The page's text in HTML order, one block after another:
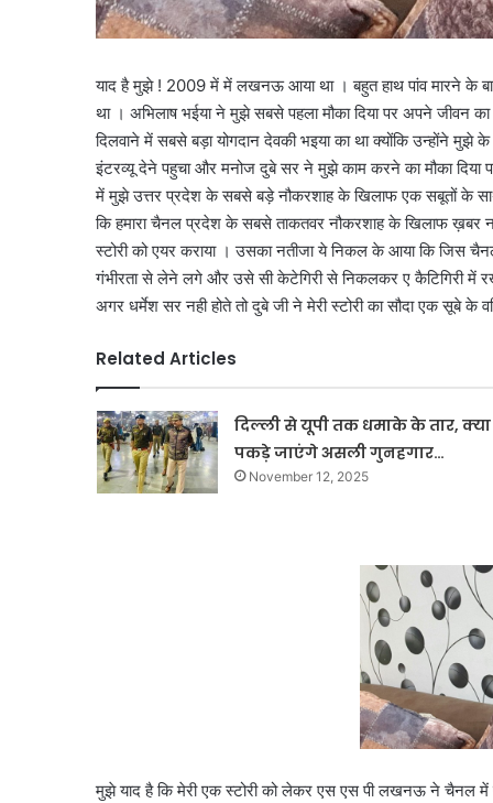
याद है मुझे ! 2009 में में लखनऊ आया था । बहुत हाथ पांव मारने के
था । अभिलाष भईया ने मुझे सबसे पहला मौका दिया पर अपने जीवन
दिलवाने में सबसे बड़ा योगदान देवकी भइया का था क्योंकि उन्होंने
इंटरव्यू देने पहुचा और मनोज दुबे सर ने मुझे काम करने का मौका
में मुझे उत्तर प्रदेश के सबसे बड़े नौकरशाह के खिलाफ एक सबूतों के
कि हमारा चैनल प्रदेश के सबसे ताकतवर नौकरशाह के खिलाफ ख़बर
स्टोरी को एयर कराया । उसका नतीजा ये निकल के आया कि जिस
गंभीरता से लेने लगे और उसे सी केटेगिरी से निकलकर ए कैटिगिरी में रख
अगर धर्मेश सर नही होते तो दुबे जी ने मेरी स्टोरी का सौदा एक सूबे के
Related Articles
दिल्ली से यूपी तक धमाके के तार, क्या
पकड़े जाएंगे असली गुनहगार…
November 12, 2025
मुझे याद है कि मेरी एक स्टोरी को लेकर एस एस पी लखनऊ ने चैनल